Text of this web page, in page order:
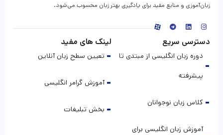
زبان‌آموزی و منابع مفید برای یادگیری بهتر زبان محسوب می‌شود.
دسترسی سریع
دوره زبان انگلیسی از مبتدی تا
پیشرفته
کلاس زبان نوجوانان
آموزش زبان انگلیسی برای
لینک های مفید
تعیین سطح زبان آنلاین
آموزش گرامر انگلیسی
بخش تبلیغات